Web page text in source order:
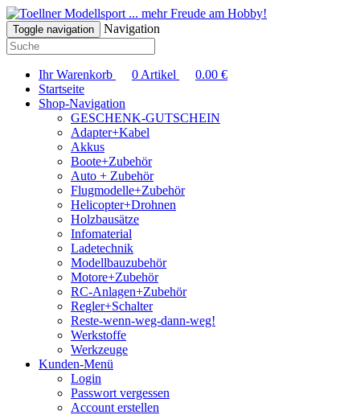
... mehr Freude am Hobby!
Toggle navigation Navigation
Ihr Warenkorb 0 Artikel 0.00 €
Startseite
Shop-Navigation
GESCHENK-GUTSCHEIN
Adapter+Kabel
Akkus
Boote+Zubehör
Auto + Zubehör
Flugmodelle+Zubehör
Helicopter+Drohnen
Holzbausätze
Infomaterial
Ladetechnik
Modellbauzubehör
Motore+Zubehör
RC-Anlagen+Zubehör
Regler+Schalter
Reste-wenn-weg-dann-weg!
Werkstoffe
Werkzeuge
Kunden-Menü
Login
Passwort vergessen
Account erstellen